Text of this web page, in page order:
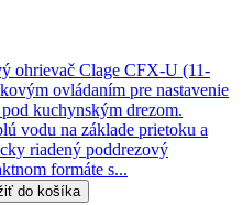
ohrievač Clage CFX-U (11-
ovládaním pre nastavenie
kuchynským drezom.
vodu na základe prietoku a
riadený poddrezový
formáte s...
do košíka